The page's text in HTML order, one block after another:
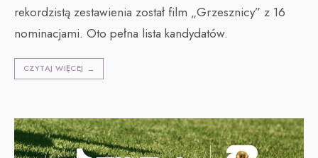
rekordzistą zestawienia został film „Grzesznicy” z 16
nominacjami. Oto pełna lista kandydatów.
CZYTAJ WIĘCEJ →